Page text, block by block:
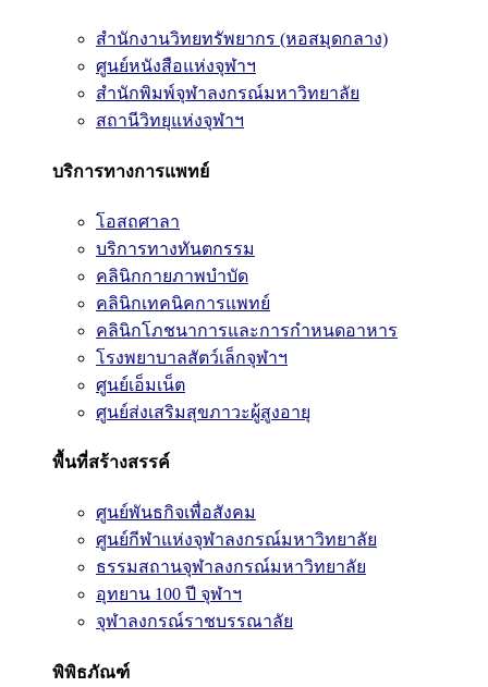
สำนักงานวิทยทรัพยากร (หอสมุดกลาง)
ศูนย์หนังสือแห่งจุฬาฯ
สำนักพิมพ์จุฬาลงกรณ์มหาวิทยาลัย
สถานีวิทยุแห่งจุฬาฯ
บริการทางการแพทย์
โอสถศาลา
บริการทางทันตกรรม
คลินิกกายภาพบำบัด
คลินิกเทคนิคการแพทย์
คลินิกโภชนาการและการกำหนดอาหาร
โรงพยาบาลสัตว์เล็กจุฬาฯ
ศูนย์เอ็มเน็ต
ศูนย์ส่งเสริมสุขภาวะผู้สูงอายุ
พื้นที่สร้างสรรค์
ศูนย์พันธกิจเพื่อสังคม
ศูนย์กีฬาแห่งจุฬาลงกรณ์มหาวิทยาลัย
ธรรมสถานจุฬาลงกรณ์มหาวิทยาลัย
อุทยาน 100 ปี จุฬาฯ
จุฬาลงกรณ์ราชบรรณาลัย
พิพิธภัณฑ์